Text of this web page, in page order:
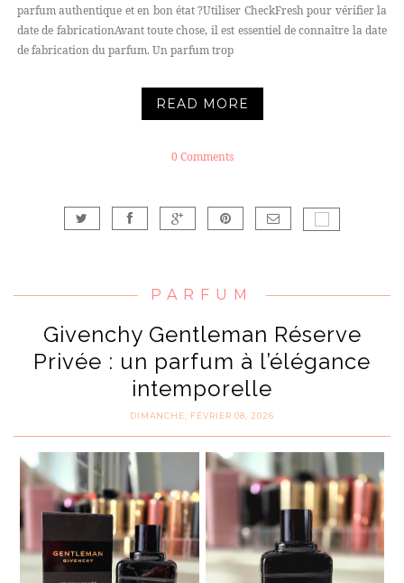
parfum authentique et en bon état ?Utiliser CheckFresh pour vérifier la
date de fabricationAvant toute chose, il est essentiel de connaître la date
de fabrication du parfum. Un parfum trop
READ MORE
0 Comments
PARFUM
Givenchy Gentleman Réserve
Privée : un parfum à l’élégance
intemporelle
DIMANCHE, FÉVRIER 08, 2026